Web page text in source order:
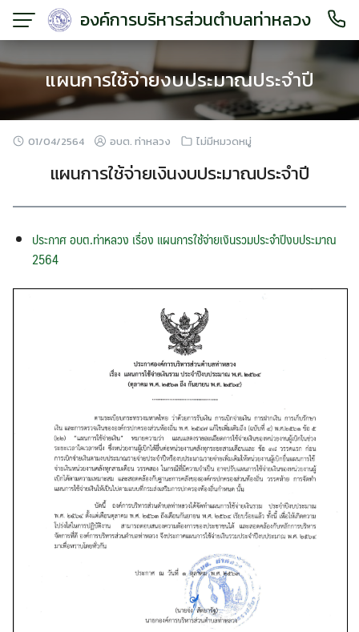
Skip
content
องค์การบริหารส่วนตำบลท่าหลวง
แผนการใช้จ่ายงบประมาณประจำปี
01/04/2564 อบต. ท่าหลวง ไม่มีหมวดหมู่
แผนการใช้จ่ายเงินงบประมาณประจำปี
ประกาศ อบต.ท่าหลวง เรื่อง แผนการใช้จ่ายเงินรวมประจำปีงบประมาณ
2564